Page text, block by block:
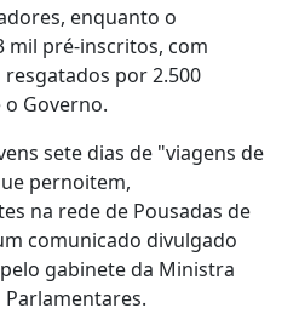
enquanto o
mil pré-inscritos, com
por 2.500
Governo.
sete dias de "viagens de
pernoitem,
na rede de Pousadas de
comunicado divulgado
gabinete da Ministra